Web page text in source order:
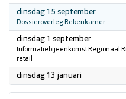
dinsdag 15 september2026
Dossieroverleg Rekenkamer
dinsdag 1 september2026
Informatiebijeenkomst Regionaal
retail
dinsdag 13 januari